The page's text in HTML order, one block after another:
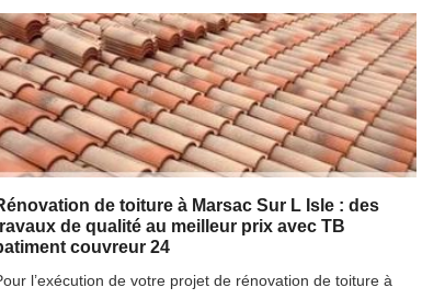
de toiture à Marsac Sur L Isle : des
de qualité au meilleur prix avec TB
couvreur 24
l’exécution de votre projet de rénovation de toiture à